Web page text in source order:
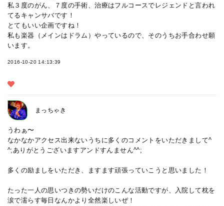
私３度のがん、７度の手術、治療はフルコースでレジェンドと言われ
てるキャンサバです！
とてもいい企画ですね！
私も楽器（メインはドラム）やっているので、そのうちお手合わせ願
います。
2016-10-20 14:13:39
まっちゃき
うわぁ〜
なかなかアクセス出来ないうちに多くのコメントをいただきまして^
^;ありがとうございますアンドすんません^^;
多くの励ましをいただき、ますます頑張っていこうと思いました！
たった一人の思いつきの勢いだけのこんな活動ですが、入院して枕を
涙で濡らす毎日なんかより全然楽しいぜ！